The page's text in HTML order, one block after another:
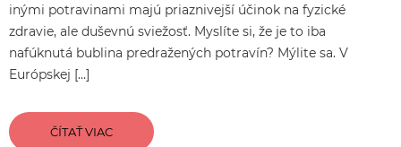
inými potravinami majú priaznivejší účinok na fyzické
zdravie, ale duševnú sviežosť. Myslíte si, že je to iba
nafúknutá bublina predražených potravín? Mýlite sa. V
Európskej […]
ČÍTAŤ VIAC